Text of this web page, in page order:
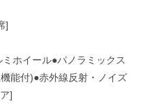
]
ホイール●パノラミックス
能付)●赤外線反射・ノイズ
]